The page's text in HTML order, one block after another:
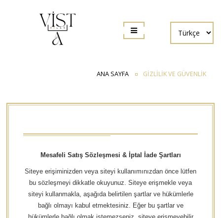
ANA SAYFA GİZLİLİK VE GÜVENLİK
Mesafeli Satış Sözleşmesi & İptal İade Şartları
Siteye erişiminizden veya siteyi kullanımınızdan önce lütfen
bu sözleşmeyi dikkatle okuyunuz. Siteye erişmekle veya
siteyi kullanmakla, aşağıda belirtilen şartlar ve hükümlerle
bağlı olmayı kabul etmektesiniz. Eğer bu şartlar ve